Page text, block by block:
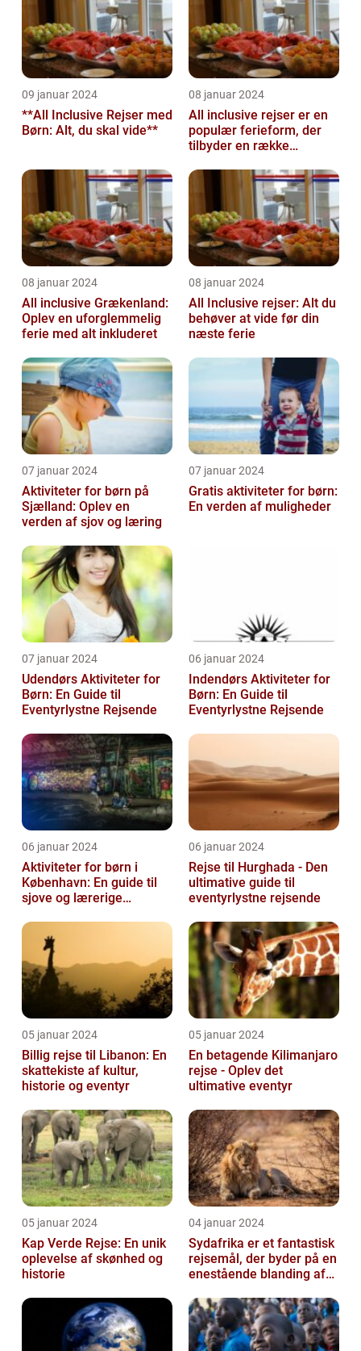
09 januar 2024
**All Inclusive Rejser med
Børn: Alt, du skal vide**
08 januar 2024
All inclusive rejser er en
populær ferieform, der
tilbyder en række
rejsende...
08 januar 2024
All inclusive Grækenland:
Oplev en uforglemmelig
ferie med alt inkluderet
08 januar 2024
All Inclusive rejser: Alt du
behøver at vide før din
næste ferie
07 januar 2024
Aktiviteter for børn på
Sjælland: Oplev en
verden af sjov og læring
07 januar 2024
Gratis aktiviteter for børn:
En verden af muligheder
07 januar 2024
Udendørs Aktiviteter for
Børn: En Guide til
Eventyrlystne Rejsende
06 januar 2024
Indendørs Aktiviteter for
Børn: En Guide til
Eventyrlystne Rejsende
06 januar 2024
Aktiviteter for børn i
København: En guide til
sjove og lærerige
06 januar 2024
Rejse til Hurghada - Den
ultimative guide til
eventyrlystne rejsende
05 januar 2024
Billig rejse til Libanon: En
skattekiste af kultur,
historie og eventyr
05 januar 2024
En betagende Kilimanjaro
rejse - Oplev det
ultimative eventyr
05 januar 2024
Kap Verde Rejse: En unik
oplevelse af skønhed og
historie
04 januar 2024
Sydafrika er et fantastisk
rejsemål, der byder på en
enestående blanding af